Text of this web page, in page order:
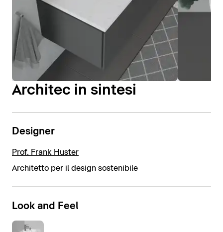
Architec in sintesi
Designer
Prof. Frank Huster
Architetto per il design sostenibile
Look and Feel